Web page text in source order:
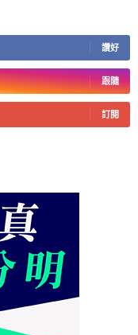
讚好
跟隨
訂閱